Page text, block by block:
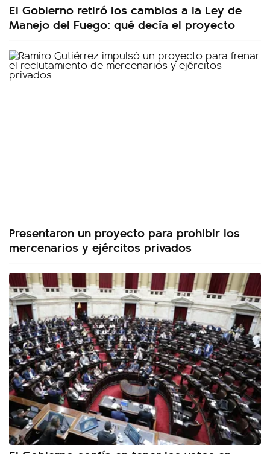
El Gobierno retiró los cambios a la Ley de
Manejo del Fuego: qué decía el proyecto
Presentaron un proyecto para prohibir los
mercenarios y ejércitos privados